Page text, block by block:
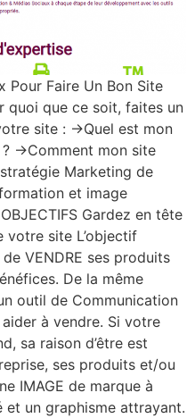
Pour Faire Un Bon Site
quoi que ce soit, faites un
site : ->Quel est mon
->Comment mon site
Marketing de
et image
Gardez en tête
votre site L’objectif
VENDRE ses produits
De la même
outil de Communication
à vendre. Si votre
sa raison d’être est
ses produits et/ou
IMAGE de marque à
un graphisme attrayant.